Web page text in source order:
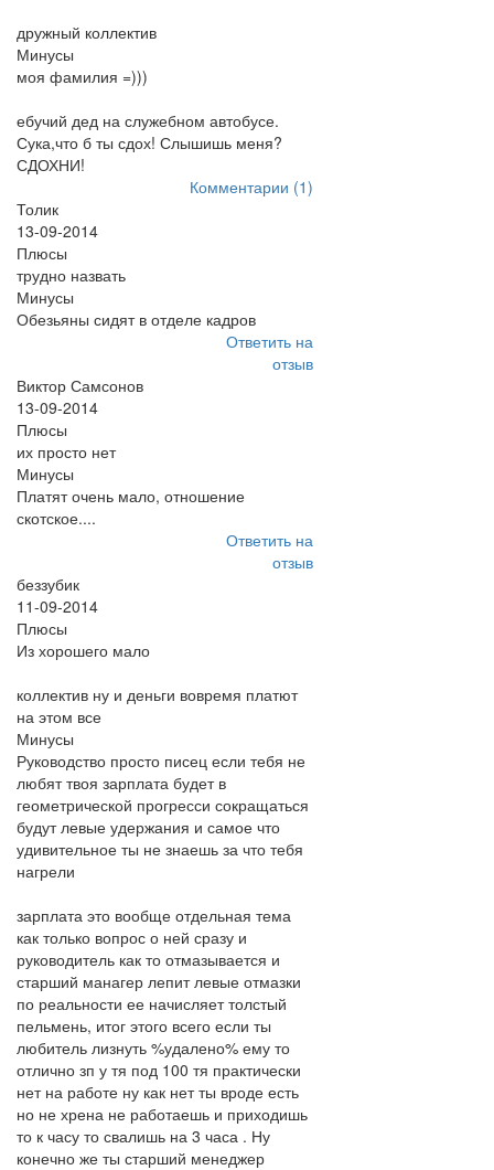
дружный коллектив
Минусы
моя фамилия =)))
ебучий дед на служебном автобусе.
Сука,что б ты сдох! Слышишь меня?
СДОХНИ!
Комментарии (1)
Толик
13-09-2014
Плюсы
трудно назвать
Минусы
Обезьяны сидят в отделе кадров
Ответить на
отзыв
Виктор Самсонов
13-09-2014
Плюсы
их просто нет
Минусы
Платят очень мало, отношение
скотское....
Ответить на
отзыв
беззубик
11-09-2014
Плюсы
Из хорошего мало
коллектив ну и деньги вовремя платют
на этом все
Минусы
Руководство просто писец если тебя не
любят твоя зарплата будет в
геометрической прогресси сокращаться
будут левые удержания и самое что
удивительное ты не знаешь за что тебя
нагрели
зарплата это вообще отдельная тема
как только вопрос о ней сразу и
руководитель как то отмазывается и
старший манагер лепит левые отмазки
по реальности ее начисляет толстый
пельмень, итог этого всего если ты
любитель лизнуть %удалено% ему то
отлично зп у тя под 100 тя практически
нет на работе ну как нет ты вроде есть
но не хрена не работаешь и приходишь
то к часу то свалишь на 3 часа . Ну
конечно же ты старший менеджер